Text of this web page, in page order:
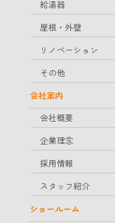
給湯器
屋根・外壁
リノベーション
その他
会社案内
会社概要
企業理念
採用情報
スタッフ紹介
ショールーム